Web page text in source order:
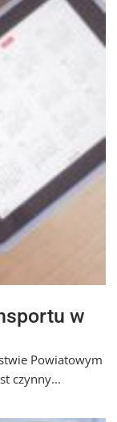
w
Powiatowym
czynny...